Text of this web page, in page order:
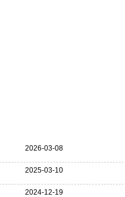
2026-03-08
2025-03-10
2024-12-19